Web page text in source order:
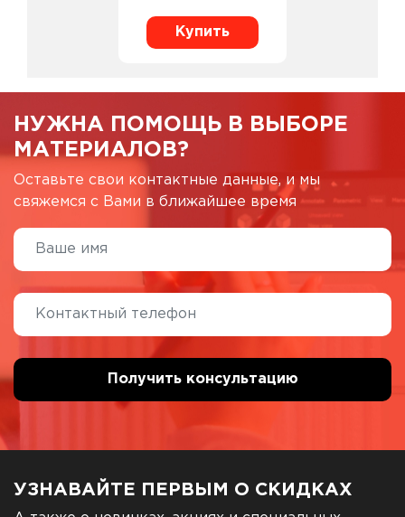
Купить
НУЖНА ПОМОЩЬ В ВЫБОРЕ
МАТЕРИАЛОВ?
Оставьте свои контактные данные, и мы
свяжемся с Вами в ближайшее время
УЗНАВАЙТЕ ПЕРВЫМ О СКИДКАХ